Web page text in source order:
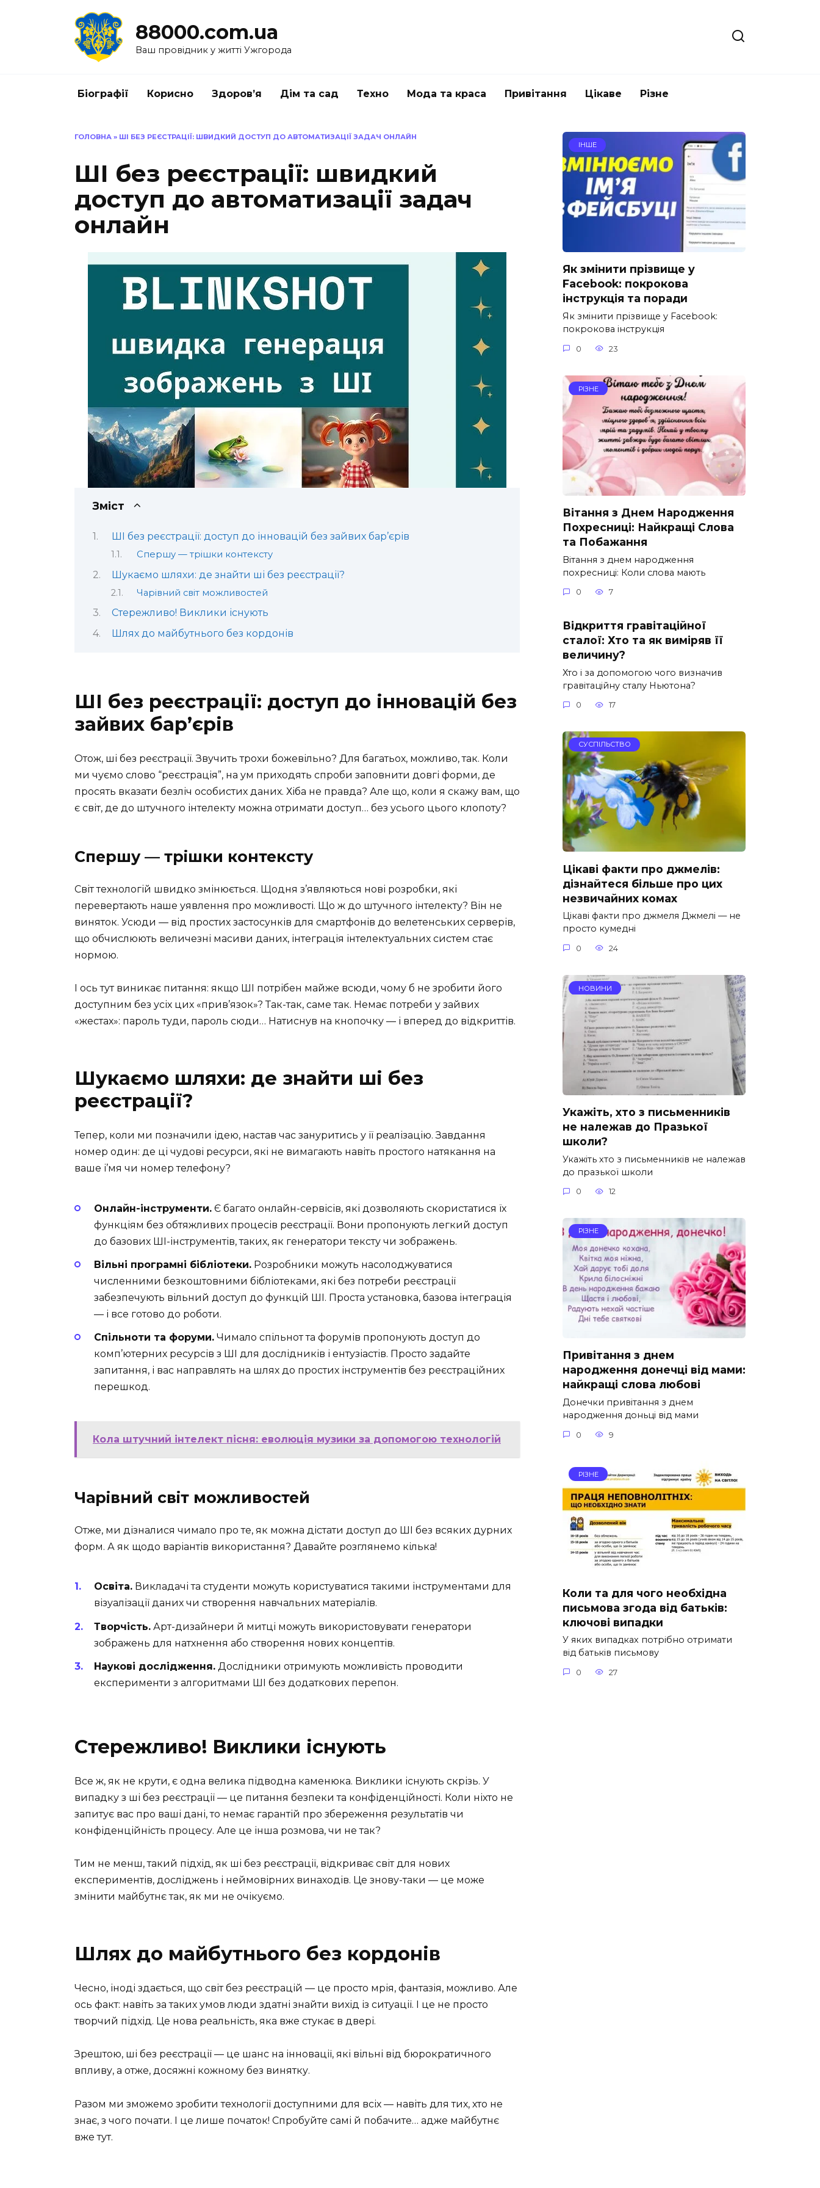
88000.com.ua
Ваш провідник у житті Ужгорода
Біографії Корисно Здоров’я Дім та сад Техно Мода та краса Привітання Цікаве Різне
ГОЛОВНА » ШІ БЕЗ РЕЄСТРАЦІЇ: ШВИДКИЙ ДОСТУП ДО АВТОМАТИЗАЦІЇ ЗАДАЧ ОНЛАЙН
ШІ без реєстрації: швидкий
доступ до автоматизації задач
онлайн
Зміст
ШІ без реєстрації: доступ до інновацій без зайвих бар’єрів
Спершу — трішки контексту
Шукаємо шляхи: де знайти ші без реєстрації?
Чарівний світ можливостей
Стережливо! Виклики існують
Шлях до майбутнього без кордонів
ШІ без реєстрації: доступ до інновацій без
зайвих бар’єрів
Отож, ші без реєстрації. Звучить трохи божевільно? Для багатьох, можливо, так. Коли
ми чуємо слово “реєстрація”, на ум приходять спроби заповнити довгі форми, де
просять вказати безліч особистих даних. Хіба не правда? Але що, коли я скажу вам, що
є світ, де до штучного інтелекту можна отримати доступ… без усього цього клопоту?
Спершу — трішки контексту
Світ технологій швидко змінюється. Щодня з’являються нові розробки, які
перевертають наше уявлення про можливості. Що ж до штучного інтелекту? Він не
виняток. Усюди — від простих застосунків для смартфонів до велетенських серверів,
що обчислюють величезні масиви даних, інтеграція інтелектуальних систем стає
нормою.
І ось тут виникає питання: якщо ШІ потрібен майже всюди, чому б не зробити його
доступним без усіх цих «прив’язок»? Так-так, саме так. Немає потреби у зайвих
«жестах»: пароль туди, пароль сюди… Натиснув на кнопочку — і вперед до відкриттів.
Шукаємо шляхи: де знайти ші без
реєстрації?
Тепер, коли ми позначили ідею, настав час зануритись у її реалізацію. Завдання
номер один: де ці чудові ресурси, які не вимагають навіть простого натякання на
ваше і’мя чи номер телефону?
Онлайн-інструменти. Є багато онлайн-сервісів, які дозволяють скористатися їх
функціям без обтяжливих процесів реєстрації. Вони пропонують легкий доступ
до базових ШІ-інструментів, таких, як генератори тексту чи зображень.
Вільні програмні бібліотеки. Розробники можуть насолоджуватися
численними безкоштовними бібліотеками, які без потреби реєстрації
забезпечують вільний доступ до функцій ШІ. Проста установка, базова інтеграція
— і все готово до роботи.
Спільноти та форуми. Чимало спільнот та форумів пропонують доступ до
комп’ютерних ресурсів з ШІ для дослідників і ентузіастів. Просто задайте
запитання, і вас направлять на шлях до простих інструментів без реєстраційних
перешкод.
Кола штучний інтелект пісня: еволюція музики за допомогою технологій
Чарівний світ можливостей
Отже, ми дізналися чимало про те, як можна дістати доступ до ШІ без всяких дурних
форм. А як щодо варіантів використання? Давайте розглянемо кілька!
Освіта. Викладачі та студенти можуть користуватися такими інструментами для
візуалізації даних чи створення навчальних матеріалів.
Творчість. Арт-дизайнери й митці можуть використовувати генератори
зображень для натхнення або створення нових концептів.
Наукові дослідження. Дослідники отримують можливість проводити
експерименти з алгоритмами ШІ без додаткових перепон.
Стережливо! Виклики існують
Все ж, як не крути, є одна велика підводна каменюка. Виклики існують скрізь. У
випадку з ші без реєстрації — це питання безпеки та конфіденційності. Коли ніхто не
запитує вас про ваші дані, то немає гарантій про збереження результатів чи
конфіденційність процесу. Але це інша розмова, чи не так?
Тим не менш, такий підхід, як ші без реєстрації, відкриває світ для нових
експериментів, досліджень і неймовірних винаходів. Це знову-таки — це може
змінити майбутнє так, як ми не очікуємо.
Шлях до майбутнього без кордонів
Чесно, іноді здається, що світ без реєстрацій — це просто мрія, фантазія, можливо. Але
ось факт: навіть за таких умов люди здатні знайти вихід із ситуації. І це не просто
творчий підхід. Це нова реальність, яка вже стукає в двері.
Зрештою, ші без реєстрації — це шанс на інновації, які вільні від бюрократичного
впливу, а отже, досяжні кожному без винятку.
Разом ми зможемо зробити технології доступними для всіх — навіть для тих, хто не
знає, з чого почати. І це лише початок! Спробуйте самі й побачите… адже майбутнє
вже тут.
ІНШЕ
Як змінити прізвище у
Facebook: покрокова
інструкція та поради
Як змінити прізвище у Facebook:
покрокова інструкція
0 23
РІЗНЕ
Вітання з Днем Народження
Похресниці: Найкращі Слова
та Побажання
Вітання з днем народження
похресниці: Коли слова мають
0 7
Відкриття гравітаційної
сталої: Хто та як виміряв її
величину?
Хто і за допомогою чого визначив
гравітаційну сталу Ньютона?
0 17
СУСПІЛЬСТВО
Цікаві факти про джмелів:
дізнайтеся більше про цих
незвичайних комах
Цікаві факти про джмеля Джмелі — не
просто кумедні
0 24
НОВИНИ
Укажіть, хто з письменників
не належав до Празької
школи?
Укажіть хто з письменників не належав
до празької школи
0 12
РІЗНЕ
Привітання з днем
народження донечці від мами:
найкращі слова любові
Донечки привітання з днем
народження доньці від мами
0 9
РІЗНЕ
Коли та для чого необхідна
письмова згода від батьків:
ключові випадки
У яких випадках потрібно отримати
від батьків письмову
0 27